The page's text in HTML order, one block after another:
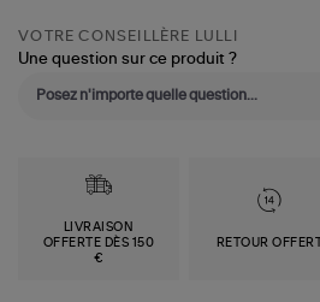
VOTRE CONSEILLÈRE LULLI
Une question sur ce produit ?
LIVRAISON
OFFERTE DÈS 150
€
RETOUR OFFERT